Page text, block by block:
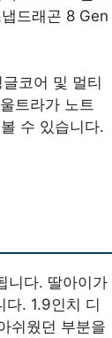
드래곤 8 Gen
코어 및 멀티
트라가 노트
수 있습니다.
니다. 딸아이가
다. 1.9인치 디
쉬웠던 부분을